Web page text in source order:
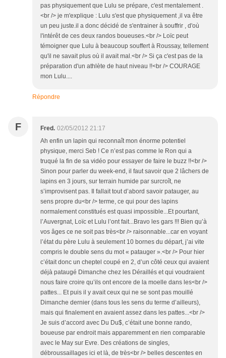
pas physiquement que Lulu se prépare, c'est mentalement .
<br /> je m'explique : Lulu s'est que physiquement ,il va être
un peu juste.il a donc décidé de s'entrainer à souffrir , d'où
l'intérêt de ces deux randos boueuses.<br /> Loïc peut
témoigner que Lulu à beaucoup souffert à Roussay, tellement
qu'il ne savait plus où il avait mal.<br /> Si ça c'est pas de la
préparation d'un athlète de haut niveau !!<br /> COURAGE
mon Lulu....
Répondre
F Fred. 02/05/2012 21:17
Ah enfin un lapin qui reconnaît mon énorme potentiel
physique, merci Seb ! Ce n’est pas comme le Ron qui a
truqué la fin de sa vidéo pour essayer de faire le buzz !!<br />
Sinon pour parler du week-end, il faut savoir que 2 lâchers de
lapins en 3 jours, sur terrain humide par surcroît, ne
s’improvisent pas. Il fallait tout d’abord savoir patauger, au
sens propre du<br /> terme, ce qui pour des lapins
normalement constitués est quasi impossible...Et pourtant,
l’Auvergnat, Loïc et Lulu l’ont fait...Bravo les gars !!! Bien qu’à
vos âges ce ne soit pas très<br /> raisonnable...car en voyant
l’état du père Lulu à seulement 10 bornes du départ, j’ai vite
compris le double sens du mot « patauger ».<br /> Pour hier
c’était donc un cheptel coupé en 2, d’un côté ceux qui avaient
déjà pataugé Dimanche chez les Déraillés et qui voudraient
nous faire croire qu’ils ont encore de la moelle dans les<br />
pattes... Et puis il y avait ceux qui ne se sont pas mouillé
Dimanche dernier (dans tous les sens du terme d’ailleurs),
mais qui finalement en avaient assez dans les pattes...<br />
Je suis d’accord avec Du Du$, c’était une bonne rando,
boueuse par endroit mais apparemment en rien comparable
avec le May sur Evre. Des créations de singles,
débroussaillages ici et là, de très<br /> belles descentes en